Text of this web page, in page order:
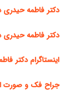
دکتر فاطمه حیدری
دکتر فاطمه
اینستاگرام دکتر
جراح فک و صورت